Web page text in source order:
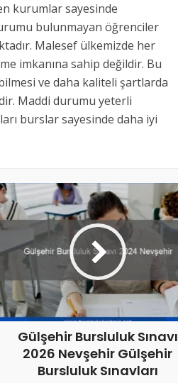
kurumlar sayesinde
bulunmayan öğrenciler
Malesef ülkemizde her
imkanına sahip değildir. Bu
ve daha kaliteli şartlarda
Maddi durumu yeterli
burslar sayesinde daha iyi
Gülşehir Bursluluk Sınavı
2026 Nevşehir Gülşehir
Bursluluk Sınavları